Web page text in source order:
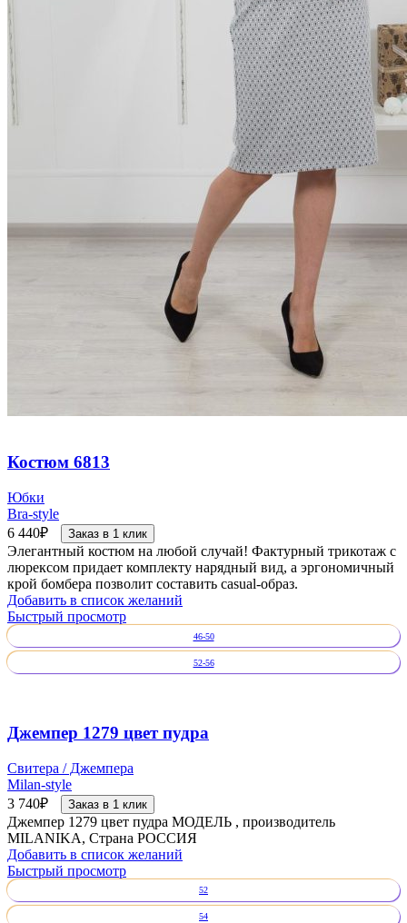
Костюм 6813
Юбки
Bra-style
6 440₽ Заказ в 1 клик
Элегантный костюм на любой случай! Фактурный трикотаж с
люрексом придает комплекту нарядный вид, а эргономичный
крой бомбера позволит составить casual-образ.
Добавить в список желаний
Быстрый просмотр
46-50
52-56
Джемпер 1279 цвет пудра
Свитера / Джемпера
Milan-style
3 740₽ Заказ в 1 клик
Джемпер 1279 цвет пудра МОДЕЛЬ , производитель
MILANIKA, Страна РОССИЯ
Добавить в список желаний
Быстрый просмотр
52
54